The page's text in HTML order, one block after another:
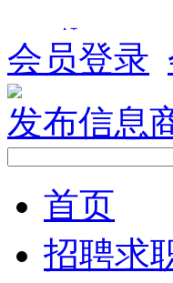
会员登录
发布信息
首页
招聘求